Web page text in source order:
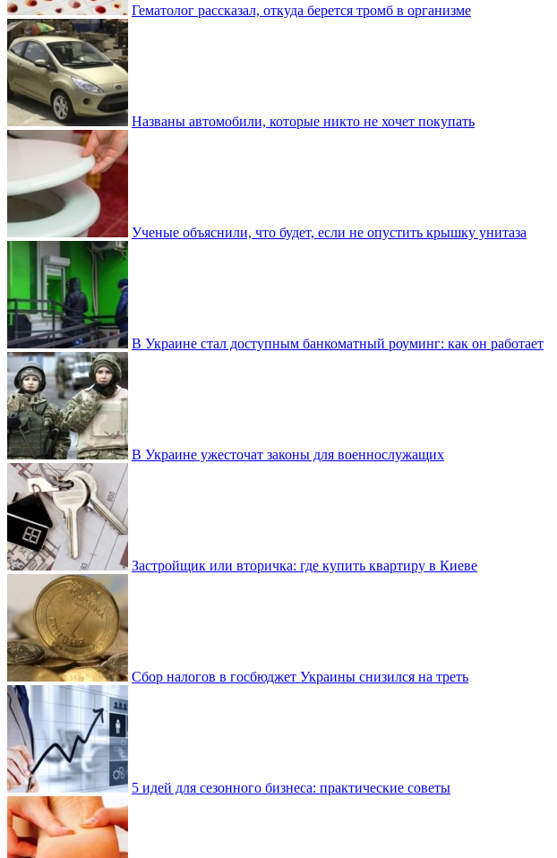
Гематолог рассказал, откуда берется тромб в организме
Названы автомобили, которые никто не хочет покупать
Ученые объяснили, что будет, если не опустить крышку унитаза
В Украине стал доступным банкоматный роуминг: как он работает
В Украине ужесточат законы для военнослужащих
Застройщик или вторичка: где купить квартиру в Киеве
Сбор налогов в госбюджет Украины снизился на треть
5 идей для сезонного бизнеса: практические советы